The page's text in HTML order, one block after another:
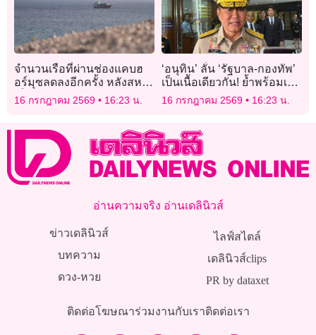
จำนวนเรือที่ผ่านช่องแคบฮ
อร์มุซลดลงอีกครั้ง หลังสหรัฐ
เริ่มปิดล้อมทางทะเล
16 กรกฎาคม 2569 16:23 น.
‘อนุทิน’ ลั่น ‘รัฐบาล-กองทัพ’
เป็นเนื้อเดียวกัน! ย้ำพร้อมเปย์
งบหนุนปกป้องอธิปไตยไทย
ทุกตารางนิ้ว
16 กรกฎาคม 2569 16:23 น.
อ่านความจริง อ่านเดลินิวส์
ข่าวเดลินิวส์
บทความ
ดวง-หวย
ไลฟ์สไตล์
เดลินิวส์clips
PR by dataxet
ติดต่อโฆษณาร่วมงานกับเราติดต่อเรา